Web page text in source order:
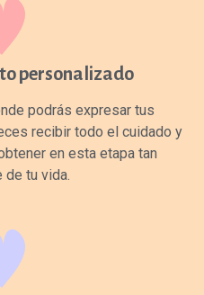
personalizado
podrás expresar tus
recibir todo el cuidado y
en esta etapa tan
de tu vida.